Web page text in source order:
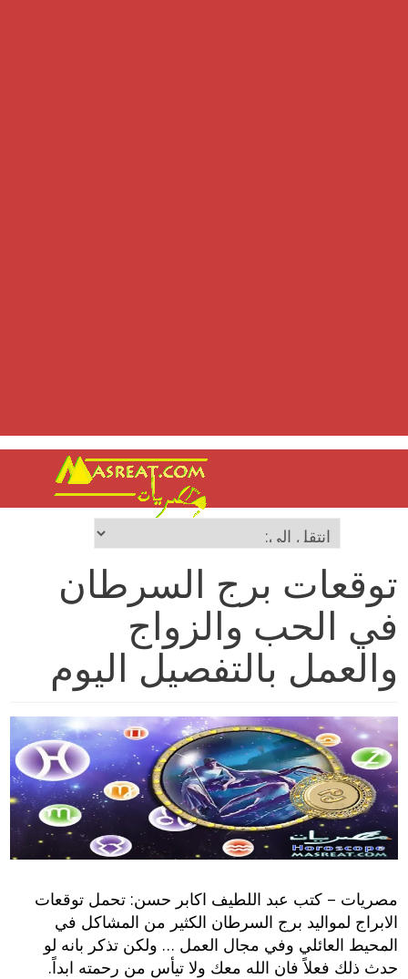
توقعات برج السرطان
في الحب والزواج
والعمل بالتفصيل اليوم
مصريات – كتب عبد اللطيف اكابر حسن:تحملتوقعات
الابراج لمواليد برج السرطان الكثير من المشاكل في
المحيط العائلي وفي مجال العمل … ولكن تذكر بانه لو
حدث ذلك فعلاً فان الله معك ولا تيأس من رحمته ابداً.